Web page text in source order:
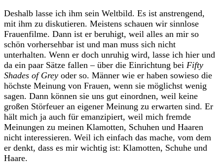
Deshalb lasse ich ihm sein Weltbild. Es ist anstrengend,
mit ihm zu diskutieren. Meistens schauen wir sinnlose
Frauenfilme. Dann ist er beruhigt, weil alles an mir so
schön vorhersehbar ist und man muss sich nicht
unterhalten. Wenn er doch unruhig wird, lasse ich hier und
da ein paar Sätze fallen – über die Einrichtung bei Fifty
Shades of Grey oder so. Männer wie er haben sowieso die
höchste Meinung von Frauen, wenn sie möglichst wenig
sagen. Dann können sie uns gut einordnen, weil keine
großen Störfeuer an eigener Meinung zu erwarten sind. Er
hält mich ja auch für emanzipiert, weil mich fremde
Meinungen zu meinen Klamotten, Schuhen und Haaren
nicht interessieren. Weil ich einfach das mache, vom dem
er denkt, dass es mir wichtig ist: Klamotten, Schuhe und
Haare.